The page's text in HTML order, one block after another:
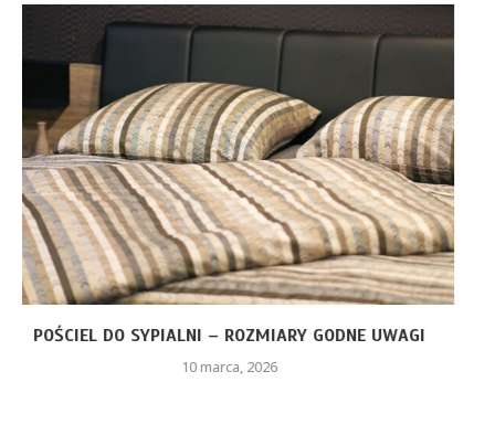
CZERWONA SUKIENKA Z PIÓRAMI – JAKIE ELEMENTY
STYLU...